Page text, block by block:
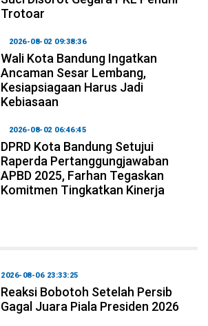
Trotoar
2026-08-02 09:38:36
Wali Kota Bandung Ingatkan
Ancaman Sesar Lembang,
Kesiapsiagaan Harus Jadi
Kebiasaan
2026-08-02 06:46:45
DPRD Kota Bandung Setujui
Raperda Pertanggungjawaban
APBD 2025, Farhan Tegaskan
Komitmen Tingkatkan Kinerja
2026-08-06 23:33:25
Reaksi Bobotoh Setelah Persib
Gagal Juara Piala Presiden 2026